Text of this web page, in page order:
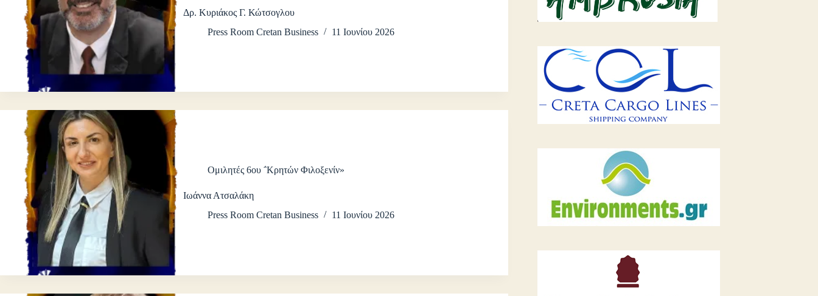
Δρ. Κυριάκος Γ. Κώτσογλου
Press Room Cretan Business
11 Ιουνίου 2026
Ομιλητές 6ου ΅Κρητών Φιλοξενίν»
Ιωάννα Ατσαλάκη
Press Room Cretan Business
11 Ιουνίου 2026